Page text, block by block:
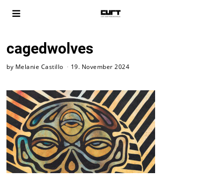
cagedwolves
by Melanie Castillo 19. November 2024